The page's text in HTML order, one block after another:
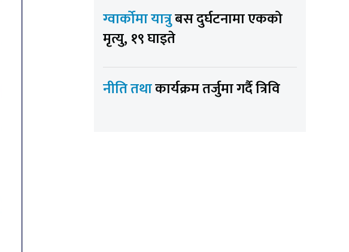
ग्वार्कोमा यात्रुबस दुर्घटनामा एकको
मृत्यु, १९ घाइते
नीति तथाकार्यक्रम तर्जुमा गर्दै त्रिवि